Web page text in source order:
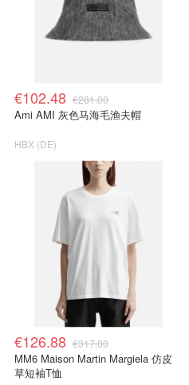
€102.48 €281.00
Ami AMI 灰色马海毛渔夫帽
HBX (DE)
€126.88 €317.00
MM6 Maison Martin Margiela 仿皮
草短袖T恤